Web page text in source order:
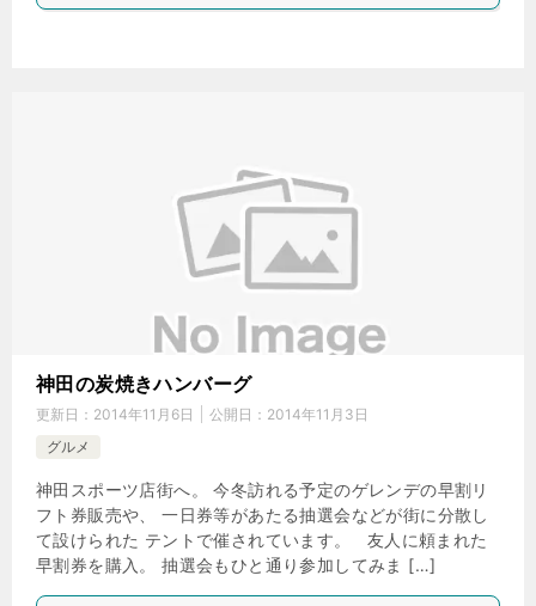
神田の炭焼きハンバーグ
更新日： 2014年11月6日 公開日： 2014年11月3日
グルメ
神田スポーツ店街へ。 今冬訪れる予定のゲレンデの早割リ
フト券販売や、 一日券等があたる抽選会などが街に分散し
て設けられた テントで催されています。 友人に頼まれた
早割券を購入。 抽選会もひと通り参加してみま […]